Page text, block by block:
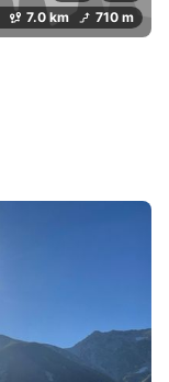
7.0 km 710 m